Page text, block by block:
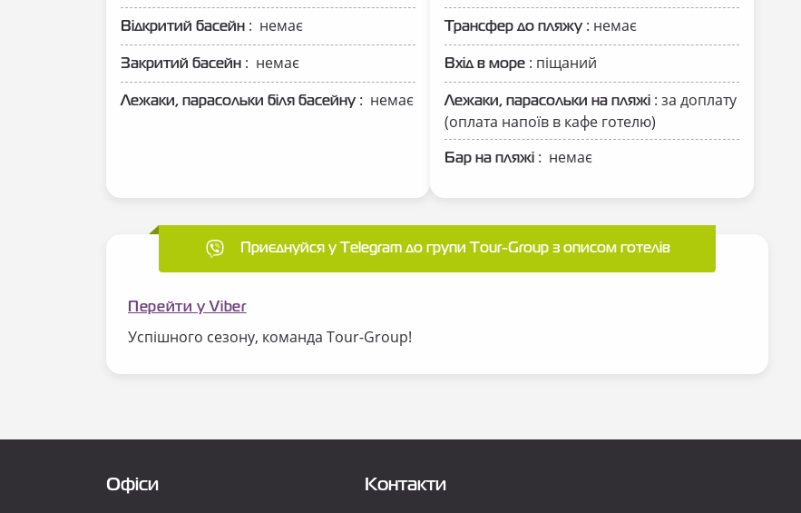
Відкритий басейн : немає
Закритий басейн : немає
Лежаки, парасольки біля басейну : немає
Трансфер до пляжу : немає
Вхід в море : піщаний
Лежаки, парасольки на пляжі : за доплату
(оплата напоїв в кафе готелю)
Бар на пляжі : немає
Приєднуйся у Telegram до групи Tour-Group з описом готелів
Перейти у Viber
Успішного сезону, команда Tour-Group!
Офіси Контакти